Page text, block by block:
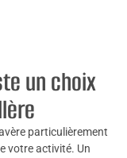
un choix
particulièrement
votre activité. Un